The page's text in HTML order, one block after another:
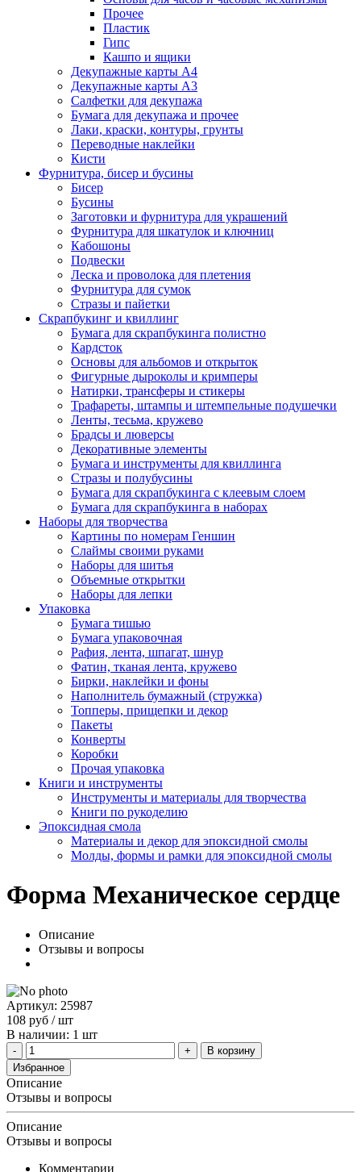
Прочее
Пластик
Гипс
Кашпо и ящики
Декупажные карты А4
Декупажные карты А3
Салфетки для декупажа
Бумага для декупажа и прочее
Лаки, краски, контуры, грунты
Переводные наклейки
Кисти
Фурнитура, бисер и бусины
Бисер
Бусины
Заготовки и фурнитура для украшений
Фурнитура для шкатулок и ключниц
Кабошоны
Подвески
Леска и проволока для плетения
Фурнитура для сумок
Стразы и пайетки
Скрапбукинг и квиллинг
Бумага для скрапбукинга полистно
Кардсток
Основы для альбомов и открыток
Фигурные дыроколы и кримперы
Натирки, трансферы и стикеры
Трафареты, штампы и штемпельные подушечки
Ленты, тесьма, кружево
Брадсы и люверсы
Декоративные элементы
Бумага и инструменты для квиллинга
Стразы и полубусины
Бумага для скрапбукинга с клеевым слоем
Бумага для скрапбукинга в наборах
Наборы для творчества
Картины по номерам Геншин
Слаймы своими руками
Наборы для шитья
Объемные открытки
Наборы для лепки
Упаковка
Бумага тишью
Бумага упаковочная
Рафия, лента, шпагат, шнур
Фатин, тканая лента, кружево
Бирки, наклейки и фоны
Наполнитель бумажный (стружка)
Топперы, прищепки и декор
Пакеты
Конверты
Коробки
Прочая упаковка
Книги и инструменты
Инструменты и материалы для творчества
Книги по рукоделию
Эпоксидная смола
Материалы и декор для эпоксидной смолы
Молды, формы и рамки для эпоксидной смолы
Форма Механическое сердце
Описание
Отзывы и вопросы
Артикул: 25987
108 руб / шт
В наличии: 1 шт
В корзину
Избранное
Описание
Отзывы и вопросы
Описание
Отзывы и вопросы
Комментарии